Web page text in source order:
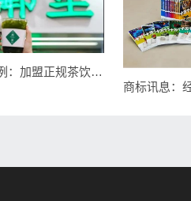
商标案例：加盟正规茶饮店，却被人举报商标侵权？为什么！！